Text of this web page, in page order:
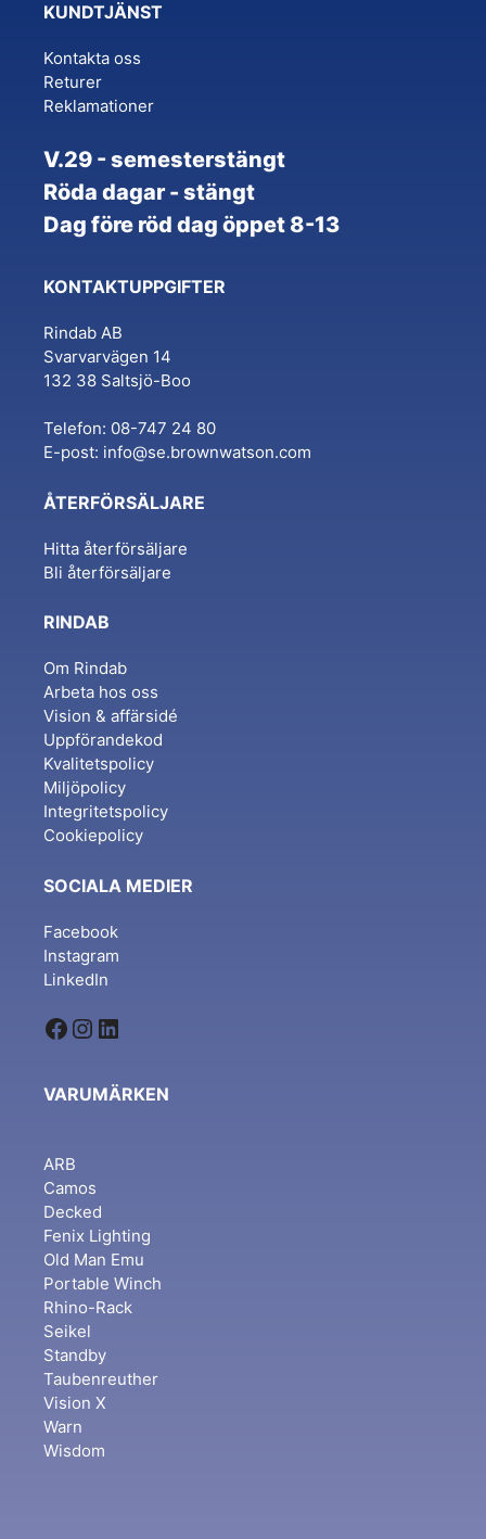
KUNDTJÄNST
Kontakta oss
Returer
Reklamationer
V.29 - semesterstängt
Röda dagar - stängt
Dag före röd dag öppet 8-13
KONTAKTUPPGIFTER
Rindab AB
Svarvarvägen 14
132 38 Saltsjö-Boo
Telefon: 08-747 24 80
E-post: info@se.brownwatson.com
ÅTERFÖRSÄLJARE
Hitta återförsäljare
Bli återförsäljare
RINDAB
Om Rindab
Arbeta hos oss
Vision & affärsidé
Uppförandekod
Kvalitetspolicy
Miljöpolicy
Integritetspolicy
Cookiepolicy
SOCIALA MEDIER
Facebook
Instagram
LinkedIn
Facebook
Instagram
LinkedIn
VARUMÄRKEN
ARB
Camos
Decked
Fenix Lighting
Old Man Emu
Portable Winch
Rhino-Rack
Seikel
Standby
Taubenreuther
Vision X
Warn
Wisdom